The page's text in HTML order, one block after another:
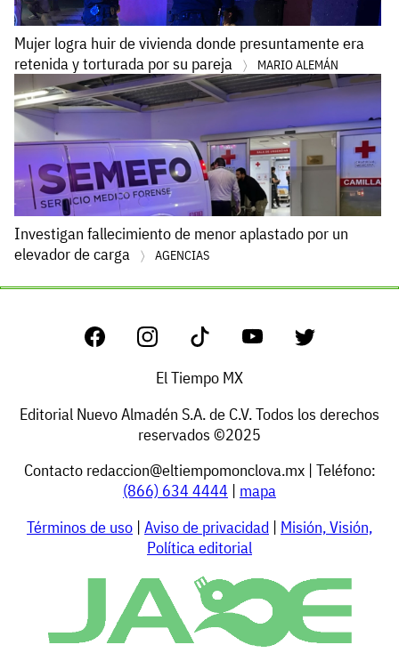
Mujer logra huir de vivienda donde presuntamente era
retenida y torturada por su pareja
MARIO ALEMÁN
Investigan fallecimiento de menor aplastado por un
elevador de carga
AGENCIAS
El Tiempo MX
Editorial Nuevo Almadén S.A. de C.V. Todos los derechos
reservados ©2025
Contacto redaccion@eltiempomonclova.mx| Teléfono:
(866) 634 4444 | mapa
Términos de uso | Aviso de privacidad | Misión, Visión,
Política editorial